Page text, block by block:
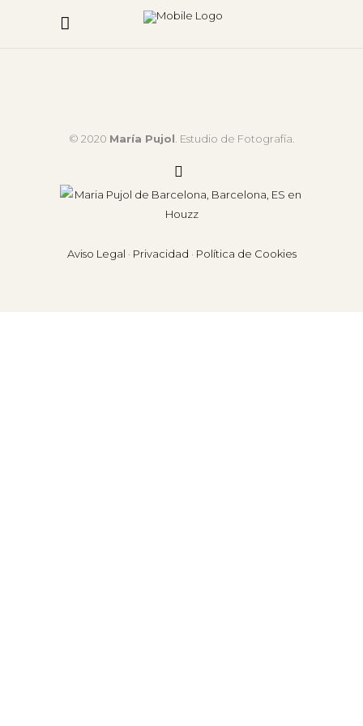
© 2020 María Pujol. Estudio de Fotografía.
Aviso Legal · Privacidad · Política de Cookies